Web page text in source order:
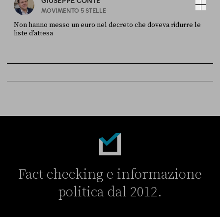
MOVIMENTO 5 STELLE
Non hanno messo un euro nel decreto che doveva ridurre le
liste d’attesa
Fact-checking e informazione
politica dal 2012.